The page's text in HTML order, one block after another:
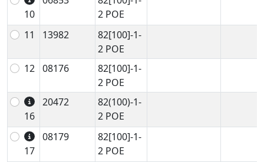
10
2 POE
11
13982
82[100]-1-
2 POE
12 08176
82[100]-1-
2 POE
16
20472
82(100)-1-
2 POE
17
08179
82[100]-1-
2 POE